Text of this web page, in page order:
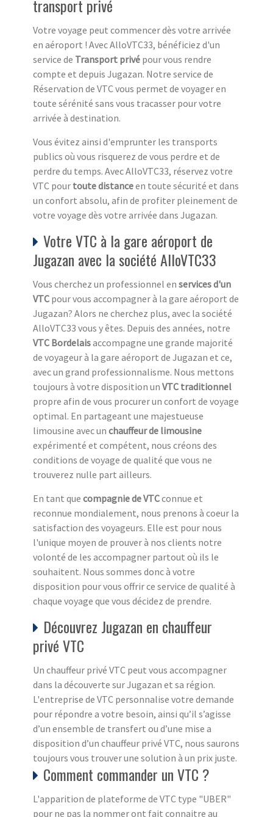
transport privé
Votre voyage peut commencer dès votre arrivée
en aéroport ! Avec AlloVTC33, bénéficiez d'un
service de Transport privé pour vous rendre
compte et depuis Jugazan. Notre service de
Réservation de VTC vous permet de voyager en
toute sérénité sans vous tracasser pour votre
arrivée à destination.
Vous évitez ainsi d'emprunter les transports
publics où vous risquerez de vous perdre et de
perdre du temps. Avec AlloVTC33, réservez votre
VTC pour toute distanceen toute sécurité et dans
un confort absolu, afin de profiter pleinement de
votre voyage dès votre arrivée dans Jugazan.
Votre VTC à la gare aéroport de
Jugazan avec la société AlloVTC33
Vous cherchez un professionnel en services d'un
VTC pour vous accompagner à la gare aéroport de
Jugazan? Alors ne cherchez plus, avec la société
AlloVTC33 vous y êtes. Depuis des années, notre
VTC Bordelaisaccompagne une grande majorité
de voyageur à la gare aéroport de Jugazan et ce,
avec un grand professionnalisme. Nous mettons
toujours à votre disposition un VTC traditionnel
propre afin de vous procurer un confort de voyage
optimal. En partageant une majestueuse
limousine avec un chauffeur de limousine
expérimenté et compétent, nous créons des
conditions de voyage de qualité que vous ne
trouverez nulle part ailleurs.
En tant que compagnie de VTCconnue et
reconnue mondialement, nous prenons à coeur la
satisfaction des voyageurs. Elle est pour nous
l'unique moyen de prouver à nos clients notre
volonté de les accompagner partout où ils le
souhaitent. Nous sommes donc à votre
disposition pour vous offrir ce service de qualité à
chaque voyage que vous décidez de prendre.
Découvrez Jugazan en chauffeur
privé VTC
Un chauffeur privé VTC peut vous accompagner
dans la découverte sur Jugazan et sa région.
L'entreprise de VTC personnalise votre demande
pour répondre a votre besoin, ainsi qu’il s’agisse
d’un ensemble de transfert ou d’une mise a
disposition d’un chauffeur privé VTC, nous saurons
toujours vous trouver une solution à un prix juste.
Comment commander un VTC ?
L'apparition de plateforme de VTC type "UBER"
pour ne pas la nommer ont fait connaitre au